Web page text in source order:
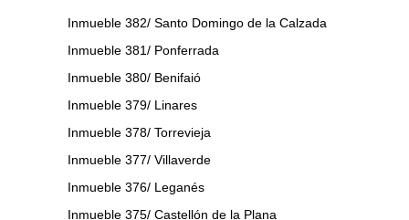
Inmueble 382/ Santo Domingo de la Calzada
Inmueble 381/ Ponferrada
Inmueble 380/ Benifaió
Inmueble 379/ Linares
Inmueble 378/ Torrevieja
Inmueble 377/ Villaverde
Inmueble 376/ Leganés
Inmueble 375/ Castellón de la Plana